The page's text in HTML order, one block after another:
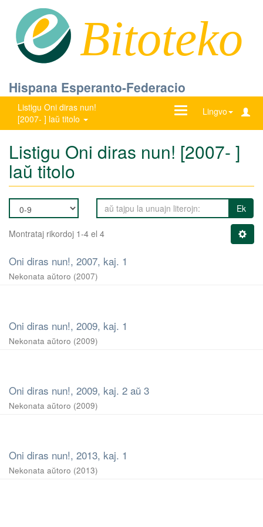
Bitoteko
Hispana Esperanto-Federacio
Listigu Oni diras nun!
[2007- ] laŭ titolo
Lingvo
Ŝanĝu
Listigu Oni diras nun! [2007- ]
laŭ titolo
Ek
Montrataj rikordoj 1-4 el 4
Oni diras nun!, 2007, kaj. 1
Nekonata aŭtoro (2007)
Oni diras nun!, 2009, kaj. 1
Nekonata aŭtoro (2009)
Oni diras nun!, 2009, kaj. 2 aŭ 3
Nekonata aŭtoro (2009)
Oni diras nun!, 2013, kaj. 1
Nekonata aŭtoro (2013)